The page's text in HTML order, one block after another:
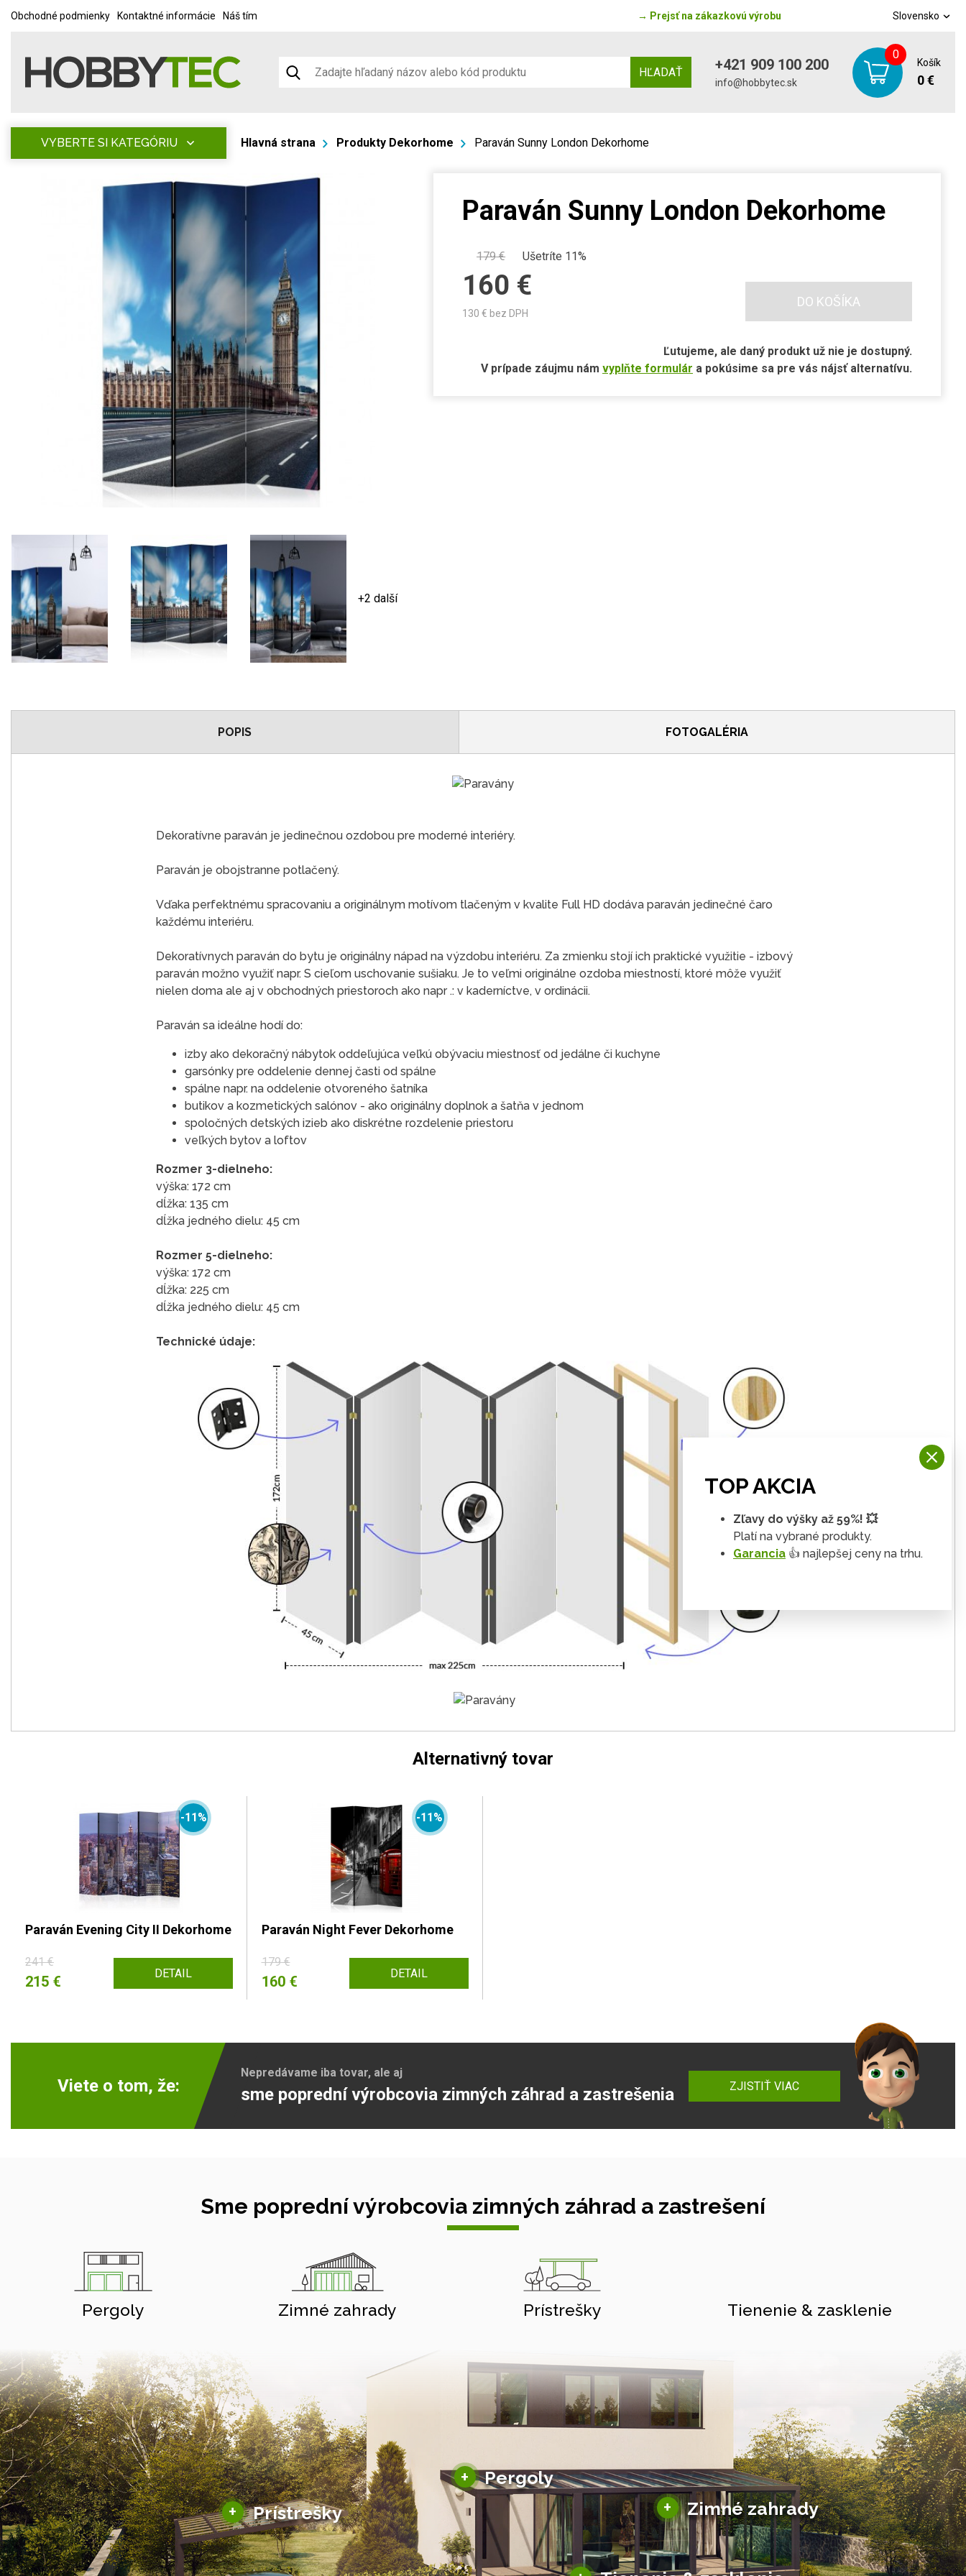
Obchodné podmienky Kontaktné informácie Náš tím → Prejsť na zákazkovú výrobu Slovensko
HĽADAŤ +421 909 100 200
info@hobbytec.sk
0
Košík
0 €
VYBERTE SI KATEGÓRIU Hlavná strana Produkty Dekorhome Paraván Sunny London Dekorhome
+2 další
Paraván Sunny London Dekorhome
179€ Ušetríte 11%
160 €
130 € bez DPH
DO KOŠÍKA
Ľutujeme, ale daný produkt už nie je dostupný.
V prípade záujmu nám vyplňte formulár a pokúsime sa pre vás nájsť alternatívu.
POPIS FOTOGALÉRIA
Dekoratívne paraván je jedinečnou ozdobou pre moderné interiéry.
Paraván je obojstranne potlačený.
Vďaka perfektnému spracovaniu a originálnym motívom tlačeným v kvalite Full HD dodáva paraván jedinečné čaro
každému interiéru.
Dekoratívnych paraván do bytu je originálny nápad na výzdobu interiéru. Za zmienku stojí ich praktické využitie - izbový
paraván možno využiť napr. S cieľom uschovanie sušiaku. Je to veľmi originálne ozdoba miestností, ktoré môže využiť
nielen doma ale aj v obchodných priestoroch ako napr .: v kaderníctve, v ordinácii.
Paraván sa ideálne hodí do:
izby ako dekoračný nábytok oddeľujúca veľkú obývaciu miestnosť od jedálne či kuchyne
garsónky pre oddelenie dennej časti od spálne
spálne napr. na oddelenie otvoreného šatníka
butikov a kozmetických salónov - ako originálny doplnok a šatňa v jednom
spoločných detských izieb ako diskrétne rozdelenie priestoru
veľkých bytov a loftov
Rozmer 3-dielneho:
výška: 172 cm
dĺžka: 135 cm
dĺžka jedného dielu: 45 cm
Rozmer 5-dielneho:
výška: 172 cm
dĺžka: 225 cm
dĺžka jedného dielu: 45 cm
Technické údaje:
Alternativný tovar
-11%
Paraván Evening City II Dekorhome
241 €
215 € DETAIL
-11%
Paraván Night Fever Dekorhome
179 €
160 € DETAIL
Viete o tom, že:
Nepredávame iba tovar, ale aj
sme poprední výrobcovia zimných záhrad a zastrešenia ZJISTIŤ VIAC
Sme poprední výrobcovia zimných záhrad a zastrešení
Pergoly Zimné zahrady Prístrešky Tienenie & zasklenie
+ Pergoly
Hliníkové pergoly
Bioklimatické pergoly
Altány a zastrešenie
Solárne pergoly
+ Zimné zahrady
Sezónne zimné záhrady
Hliníkové zimné záhrady
Posuvné zimné záhrady
Solárne zimné záhrady
+ Prístrešky
Hliníkové prístrešky
Solárne prístrešky pre auto
TOP AKCIA
Zľavy do výšky až 59%! 💥
Platí na vybrané produkty.
Garancia 👍 najlepšej ceny na trhu.